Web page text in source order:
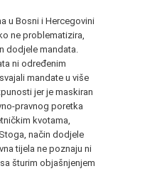
u Bosni i Hercegovini
ne problematizira,
dodjele mandata.
ni određenim
mandate u više
jer je maskiran
pravnog poretka
kvotama,
način dodjele
tijela ne poznaju ni
šturim objašnjenjem